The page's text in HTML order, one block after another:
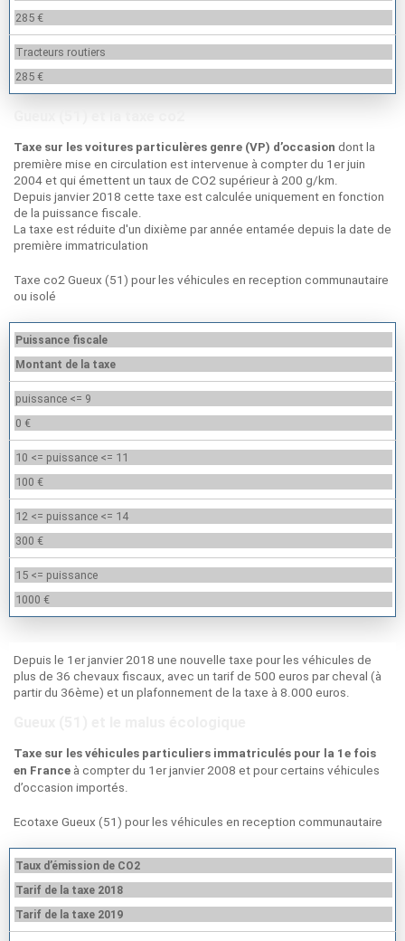
285 €
Tracteurs routiers
285 €
Taxe sur les voitures particulères genre (VP) d’occasion dont la
première mise en circulation est intervenue à compter du 1er juin
2004 et qui émettent un taux de CO2 supérieur à 200 g/km.
Depuis janvier 2018 cette taxe est calculée uniquement en fonction
de la puissance fiscale.
La taxe est réduite d'un dixième par année entamée depuis la date de
première immatriculation
Taxe co2 Gueux (51) pour les véhicules en reception communautaire
ou isolé
Puissance fiscale
Montant de la taxe
puissance <= 9
0 €
10 <= puissance <= 11
100 €
12 <= puissance <= 14
300 €
15 <= puissance
1000 €
Depuis le 1er janvier 2018 une nouvelle taxe pour les véhicules de
plus de 36 chevaux fiscaux, avec un tarif de 500 euros par cheval (à
partir du 36ème) et un plafonnement de la taxe à 8.000 euros.
Taxe sur les véhicules particuliers immatriculés pour la 1e fois
en France à compter du 1er janvier 2008 et pour certains véhicules
d’occasion importés.
Ecotaxe Gueux (51) pour les véhicules en reception communautaire
Taux d’émission de CO2
Tarif de la taxe 2018
Tarif de la taxe 2019